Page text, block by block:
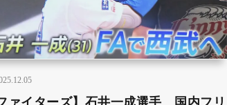
ファイターズ】石井一成選手 国内フリ